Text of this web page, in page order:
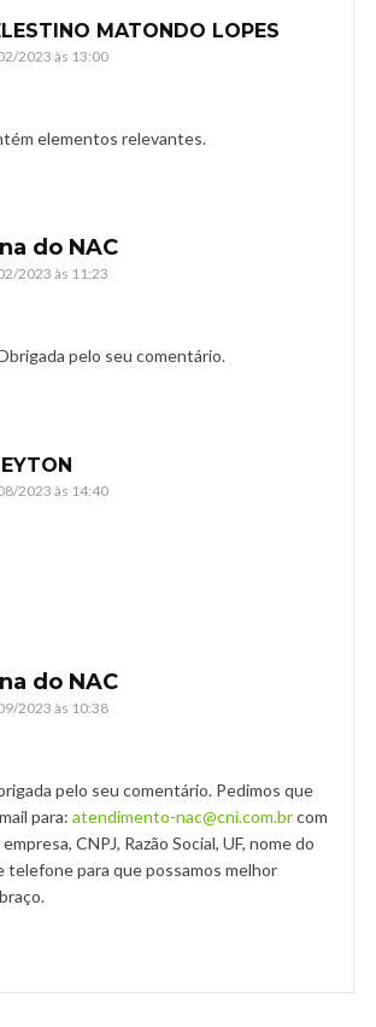
MATONDO LOPES
2023 às 13:00
elementos relevantes.
do NAC
2023 às 11:23
pelo seu comentário.
2023 às 14:40
do NAC
2023 às 10:38
pelo seu comentário. Pedimos que
para: atendimento-nac@cni.com.brcom
CNPJ, Razão Social, UF, nome do
para que possamos melhor